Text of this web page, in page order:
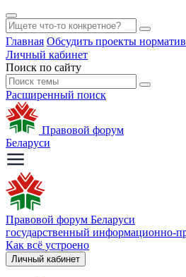
Главная Обсудить проекты
Личный кабинет
Поиск по сайту
Расширенный поиск
Правовой форум
Беларуси
Правовой форум Беларуси
государственный информационно-
Как всё устроено
Личный кабинет